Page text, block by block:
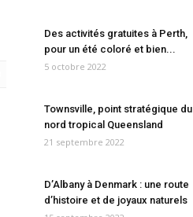
Des activités gratuites à Perth,
pour un été coloré et bien...
5 octobre 2022
Townsville, point stratégique du
nord tropical Queensland
21 septembre 2022
D’Albany à Denmark : une route
d’histoire et de joyaux naturels